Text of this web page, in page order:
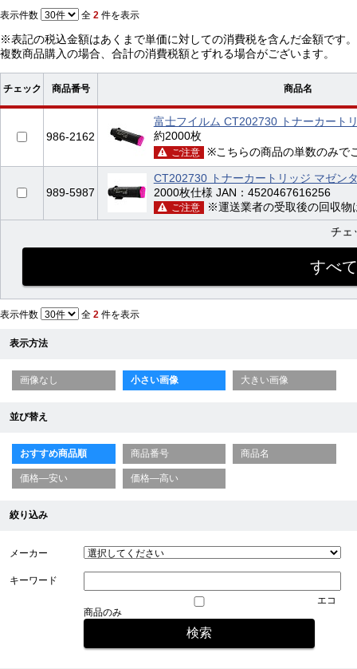
表示件数 全 2 件を表示
※表記の税込金額はあくまで単価に対しての消費税を含んだ金額です。
複数商品購入の場合、合計の消費税額とずれる場合がございます。
チェック 商品番号 商品名
986-2162
富士フイルム CT202730 トナーカート
約2000枚
ご注意 ※こちらの商品の単数のみで
989-5987
CT202730 トナーカートリッジ マゼン
2000枚仕様 JAN：4520467616256
ご注意 ※運送業者の受取後の回収
チェ
表示件数 全 2 件を表示
表示方法
画像なし 小さい画像 大きい画像
並び替え
おすすめ商品順 商品番号 商品名
価格—安い 価格—高い
絞り込み
メーカー
キーワード
エコ
商品のみ